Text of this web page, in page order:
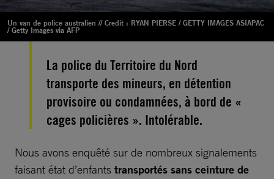
Un van de police australien // Credit : RYAN PIERSE / GETTY IMAGES ASIAPAC
/ Getty Images via AFP
La police du Territoire du Nord
transporte des mineurs, en détention
provisoire ou condamnées, à bord de «
cages policières ». Intolérable.
Nous avons enquêté sur de nombreux signalements
faisant état d’enfants transportés sans ceinture de